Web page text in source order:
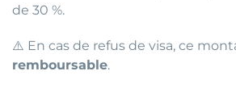
de 30 %.
⚠️ En cas de refus de visa, ce
remboursable.